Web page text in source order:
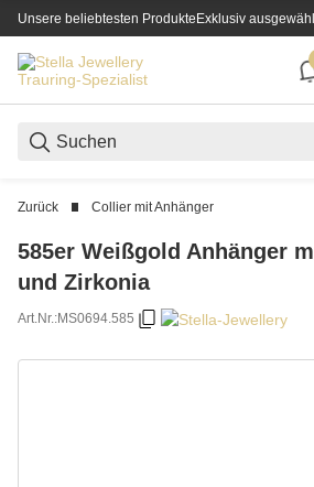
Unsere beliebtesten ProdukteExklusiv
6
Zurück Collier mit Anhänger
585er Weißgold Anhänger
und Zirkonia
Art.Nr.:MS0694.585